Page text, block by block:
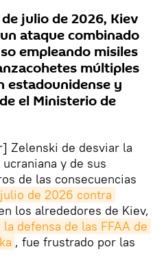
julio de 2026, Kiev
ataque combinado
empleando misiles
múltiples
estadounidense y
el Ministerio de
Zelenski de desviar la
y de sus
de las consecuencias
de 2026 contra
los alrededores de Kiev,
defensa de las FFAA de
, fue frustrado por las